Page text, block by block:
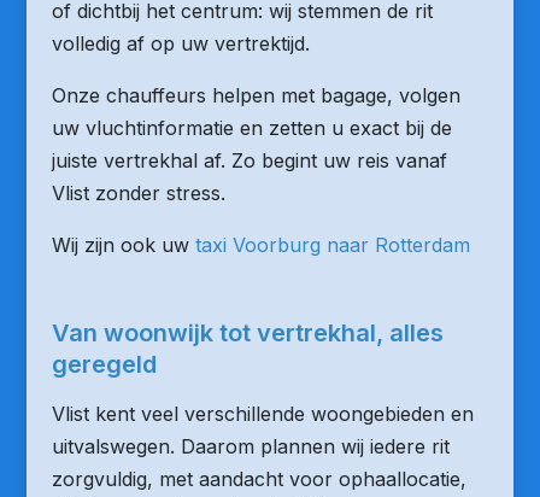
of dichtbij het centrum: wij stemmen de rit
volledig af op uw vertrektijd.
Onze chauffeurs helpen met bagage, volgen
uw vluchtinformatie en zetten u exact bij de
juiste vertrekhal af. Zo begint uw reis vanaf
Vlist zonder stress.
Wij zijn ook uw taxi Voorburg naar Rotterdam
Van woonwijk tot vertrekhal, alles
geregeld
Vlist kent veel verschillende woongebieden en
uitvalswegen. Daarom plannen wij iedere rit
zorgvuldig, met aandacht voor ophaallocatie,